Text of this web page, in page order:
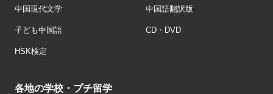
中国現代文学 中国語翻訳版
子ども中国語 CD・DVD
HSK検定
各地の学校・プチ留学